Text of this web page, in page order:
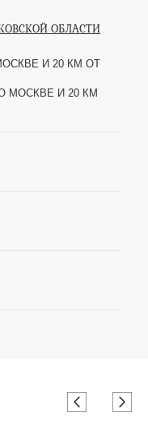
ОБЛАСТИ
И 20 КМ ОТ
МОСКВЕ И 20 КМ